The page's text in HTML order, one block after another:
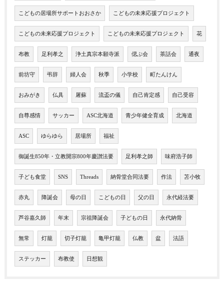
こどもの居場所サポートおおさか こどもの未来応援プロジェクト
こどもの未来応援プロジェクト こどもの未来応援プロジェクト 花
布教 足利孝之 浄土真宗本願寺派 偲ぶ会 茶話会 通夜
前坊守 弔辞 婦人会 秋季 小学校 町たんけん
おみがき 仏具 屠蘇 流盃の儀 自己肯定感 自己受容
自尊感情 サッカー ASC北海道 青少年健全育成 北海道
ASC ゆらゆら 居場所 福祉
御誕生850年・立教開宗800年慶讃法要 足利孝之師 味府浩子師
子ども食堂 SNS Threads 納骨堂合同法要 作法 苫小牧
赤丸 降誕会 母の日 こどもの日 父の日 永代経法要
芦谷嘉久師 年末 宗祖降誕会 子どもの日 永代納骨
無常 灯籠 切子灯籠 亀甲灯籠 仏教 盆 法語
ステッカー 布教使 日想観